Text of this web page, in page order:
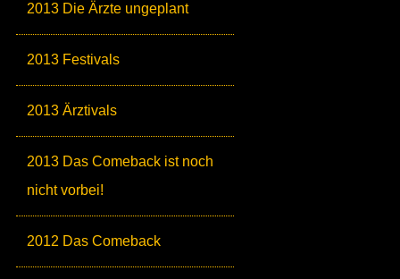
2013 Die Ärzte ungeplant
2013 Festivals
2013 Ärztivals
2013 Das Comeback ist noch
nicht vorbei!
2012 Das Comeback